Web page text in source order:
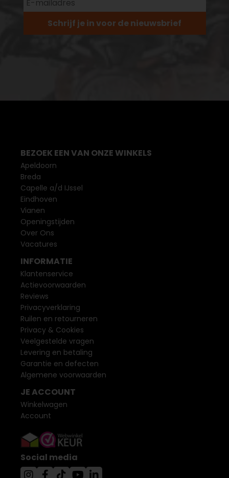
Schrijf je in voor de nieuwsbrief
BEZOEK EEN VAN ONZE WINKELS
Apeldoorn
Breda
Capelle a/d IJssel
Eindhoven
Vianen
Openingstijden
Over Ons
Vacatures
INFORMATIE
Klantenservice
Actievoorwaarden
Reviews
Privacyverklaring
Ruilen en retourneren
Privacy & Cookies
Veelgestelde vragen
Levering en betaling
Garantie en defecten
Algemene voorwaarden
JE ACCOUNT
Winkelwagen
Account
Social media